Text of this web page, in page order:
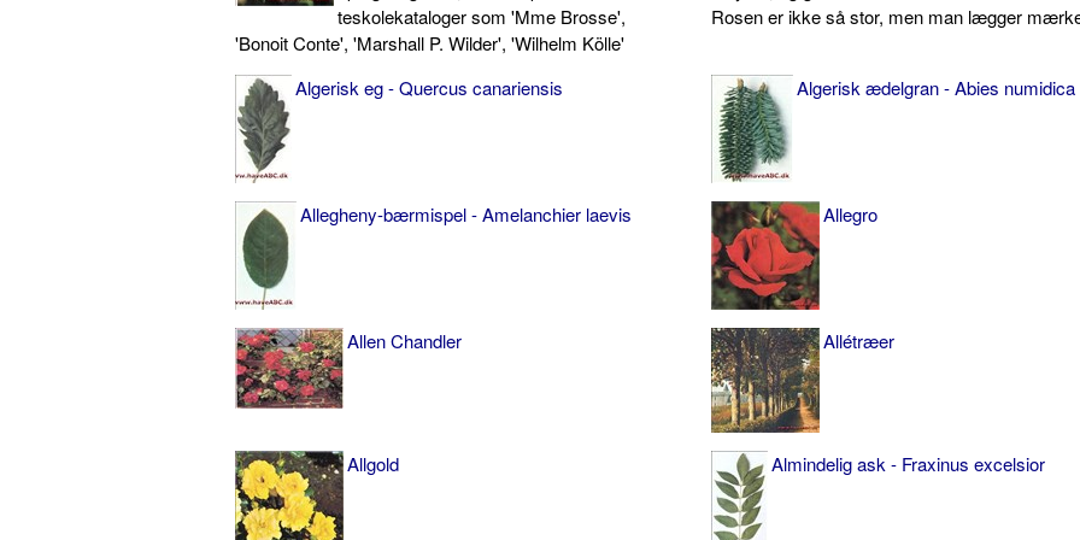
teskolekataloger som 'Mme Brosse',
'Bonoit Conte', 'Marshall P. Wilder', 'Wilhelm Kölle'
Rosen er ikke så stor, men man lægger
Algerisk eg - Quercus canariensis Algerisk ædelgran - Abies numidica
Allegheny-bærmispel - Amelanchier laevis Allegro
Allen Chandler Allétræer
Allgold Almindelig ask - Fraxinus excelsior